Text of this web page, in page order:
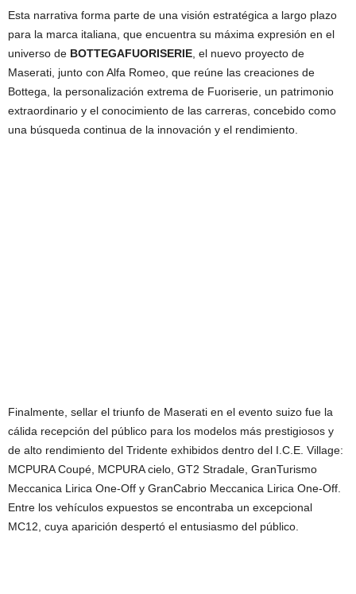
Esta narrativa forma parte de una visión estratégica a largo plazo
para la marca italiana, que encuentra su máxima expresión en el
universo de BOTTEGAFUORISERIE, el nuevo proyecto de
Maserati, junto con Alfa Romeo, que reúne las creaciones de
Bottega, la personalización extrema de Fuoriserie, un patrimonio
extraordinario y el conocimiento de las carreras, concebido como
una búsqueda continua de la innovación y el rendimiento.
Finalmente, sellar el triunfo de Maserati en el evento suizo fue la
cálida recepción del público para los modelos más prestigiosos y
de alto rendimiento del Tridente exhibidos dentro del I.C.E. Village:
MCPURA Coupé, MCPURA cielo, GT2 Stradale, GranTurismo
Meccanica Lirica One-Off y GranCabrio Meccanica Lirica One-Off.
Entre los vehículos expuestos se encontraba un excepcional
MC12, cuya aparición despertó el entusiasmo del público.